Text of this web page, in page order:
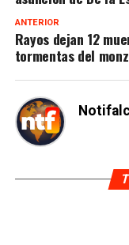
ANTERIOR
Rayos dejan 12
tormentas del